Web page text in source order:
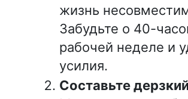
жизнь
Забудьте о 40-
рабочей неделе и
усилия.
Составьте